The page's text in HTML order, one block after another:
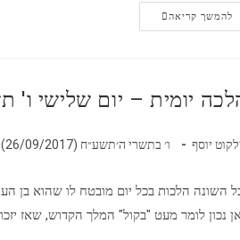
להמשך קריאה
יומית – יום שלישי
יוסף ו׳ בתשרי ה׳תשע״ח (26/09/2017)
השונה הלכות בכל יום מובטח לו שהוא בן
נכון לומר מעט "בקול" המלך הקדוש, שאז